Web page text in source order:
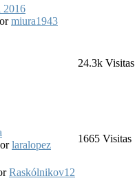
2016
miura1943
24.3k Visitas
laralopez
1665 Visitas
Raskólnikov12